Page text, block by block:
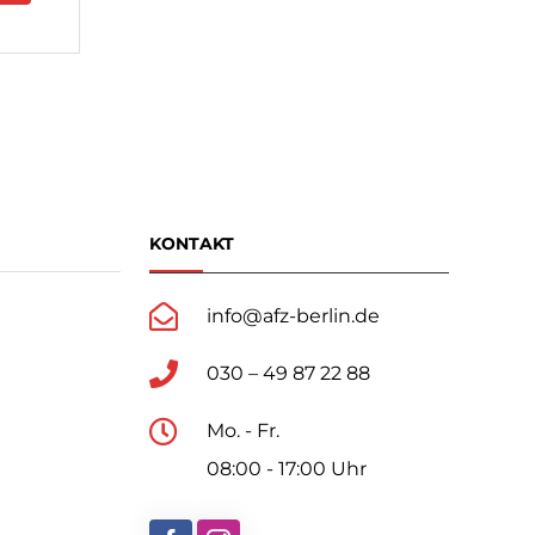
KONTAKT
info@afz-berlin.de
030 – 49 87 22 88
Mo. - Fr.
08:00 - 17:00 Uhr